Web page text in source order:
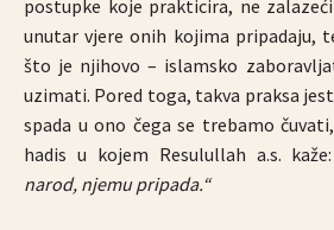
postupke koje prakticira, ne
unutar vjere onih kojima pripadaju,
što je njihovo – islamsko
uzimati. Pored toga, takva praksa
spada u ono čega se trebamo
hadis u kojem Resulullah a.s. kaže:
narod, njemu pripada.“